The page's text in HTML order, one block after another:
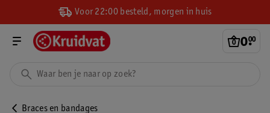
Voor 22:00 besteld, morgen in huis
0.
00
Braces en bandages